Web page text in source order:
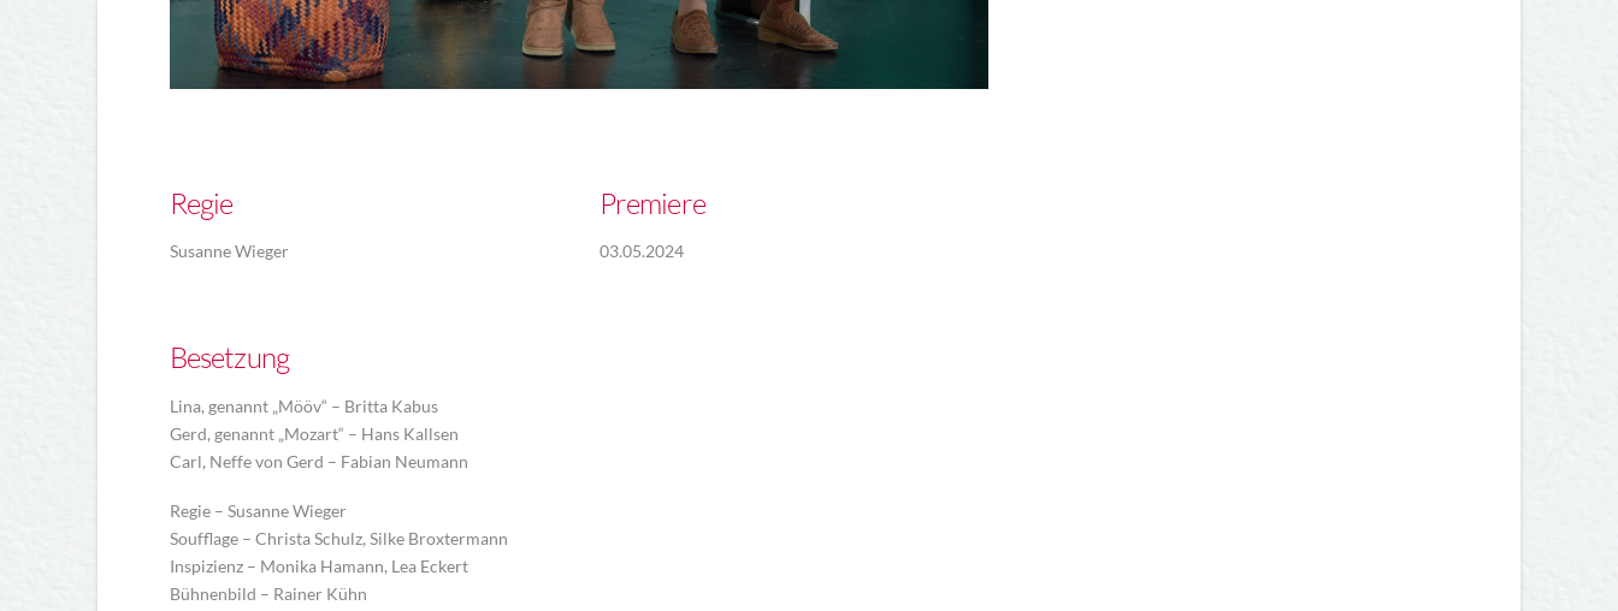
Regie
Susanne Wieger
Premiere
03.05.2024
Besetzung
Lina, genannt „Mööv“ – Britta Kabus
Gerd, genannt „Mozart“ – Hans Kallsen
Carl, Neffe von Gerd – Fabian Neumann
Regie – Susanne Wieger
Soufflage – Christa Schulz, Silke Broxtermann
Inspizienz – Monika Hamann, Lea Eckert
Bühnenbild – Rainer Kühn